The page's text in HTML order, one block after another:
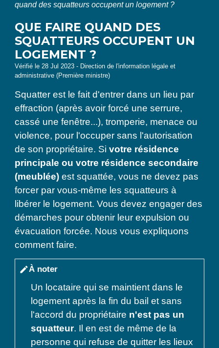
quand des squatteurs occupent un logement ?
QUE FAIRE QUAND DES
SQUATTEURS OCCUPENT UN
LOGEMENT ?
Vérifié le 28 Jul 2023 - Direction de l'information légale et
administrative (Première ministre)
Squatter est le fait d'entrer dans un lieu par
effraction (après avoir forcé une serrure,
cassé une fenêtre...), tromperie, menace ou
violence, pour l'occuper sans l'autorisation
de son propriétaire. Si votre résidence
principale ou votre résidence secondaire
(meublée) est squattée, vous ne devez pas
forcer par vous-même les squatteurs à
libérer le logement. Vous devez engager des
démarches pour obtenir leur expulsion ou
évacuation forcée. Nous vous expliquons
comment faire.
editÀ noter
Un locataire qui se maintient dans le
logement après la fin du bail et sans
l'accord du propriétaire n'est pas un
squatteur. Il en est de même de la
personne qui refuse de quitter les lieux